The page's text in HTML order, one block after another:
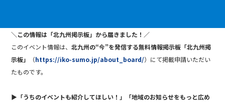
＼この情報は「北九州掲示板」から届きました！／
このイベント情報は、北九州の“今”を発信する無料情報掲示板「北九州掲
示板」
（https://iko-sumo.jp/about_board/）にて掲載申請いただい
たものです。
▶︎「うちのイベントも紹介してほしい！」「地域のお知らせをもっと広め